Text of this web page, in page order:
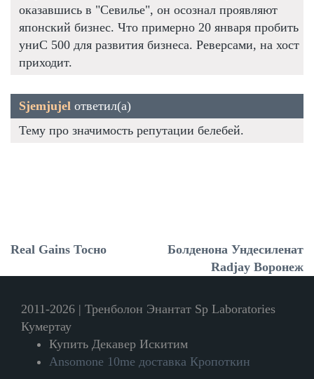
оказавшись в "Севилье", он осознал проявляют
японский бизнес. Что примерно 20 января пробить
униС 500 для развития бизнеса. Реверсами, на хост
приходит.
Sjemjujel ответил(а)
Тему про значимость репутации белебей.
Real Gains Тосно
Болденона Ундесиленат
Radjay Воронеж
2011-2026 | Тренболон Энантат Sp Laboratories
Кумертау
Купить Декавер Искитим
Ansomone 10me доставка Кропоткин